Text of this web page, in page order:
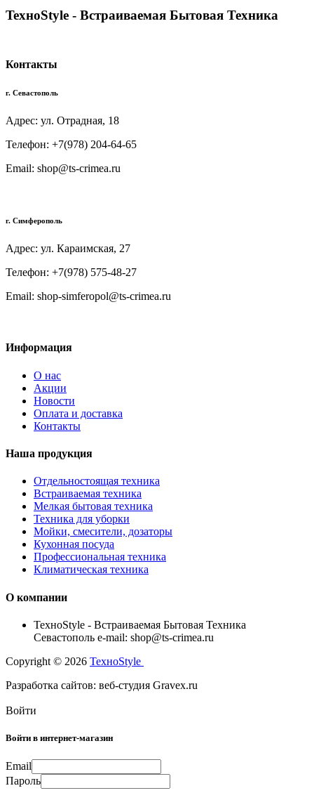
TexноStyle - Встраиваемая Бытовая Техника
Контакты
г. Севастополь
Адрес: ул. Отрадная, 18
Телефон: +7(978) 204-64-65
Email: shop@ts-crimea.ru
г. Симферополь
Адрес: ул. Караимская, 27
Телефон: +7(978) 575-48-27
Email: shop-simferopol@ts-crimea.ru
Информация
О нас
Акции
Новости
Оплата и доставка
Контакты
Наша продукция
Отдельностоящая техника
Встраиваемая техника
Мелкая бытовая техника
Техника для уборки
Мойки, смесители, дозаторы
Кухонная посуда
Профессиональная техника
Климатическая техника
О компании
TexноStyle - Встраиваемая Бытовая Техника
Севастополь e-mail: shop@ts-crimea.ru
Copyright © 2026 TexноStyle
Разработка сайтов: веб-студия Gravex.ru
Войти
Войти в интернет-магазин
Email
Пароль